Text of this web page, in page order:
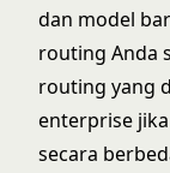
dan model
routing Anda
routing yang
enterprise
secara